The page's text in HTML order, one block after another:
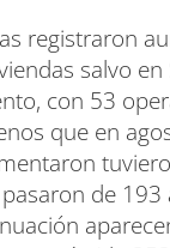
registraron
salvo
con 53
que en
de 193